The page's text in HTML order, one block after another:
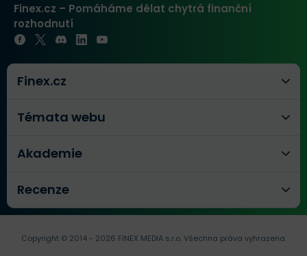
Finex.cz – Pomáháme dělat chytrá finanční
rozhodnutí
Finex.cz
Témata webu
Akademie
Recenze
Copyright © 2014 - 2026 FINEX MEDIA s.r.o.Všechna práva vyhrazena.